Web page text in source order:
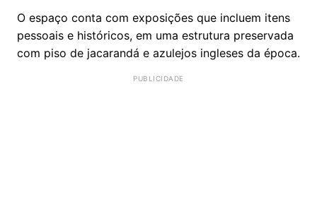
O espaço conta com exposições que incluem itens
pessoais e históricos, em uma estrutura preservada
com piso de jacarandá e azulejos ingleses da época.